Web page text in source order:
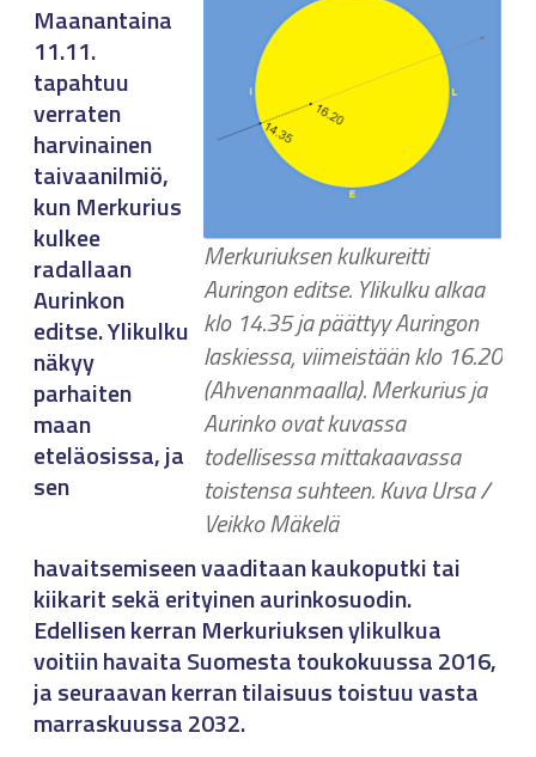
Merkuriuksen kulkureitti
Auringon editse. Ylikulku alkaa
klo 14.35 ja päättyy Auringon
laskiessa, viimeistään klo 16.20
(Ahvenanmaalla). Merkurius ja
Aurinko ovat kuvassa
todellisessa mittakaavassa
toistensa suhteen. Kuva Ursa /
Veikko Mäkelä
Maanantaina
11.11.
tapahtuu
verraten
harvinainen
taivaanilmiö,
kun Merkurius
kulkee
radallaan
Aurinkon
editse. Ylikulku
näkyy
parhaiten
maan
eteläosissa, ja
sen
havaitsemiseen vaaditaan kaukoputki tai
kiikarit sekä erityinen aurinkosuodin.
Edellisen kerran Merkuriuksen ylikulkua
voitiin havaita Suomesta toukokuussa 2016,
ja seuraavan kerran tilaisuus toistuu vasta
marraskuussa 2032.